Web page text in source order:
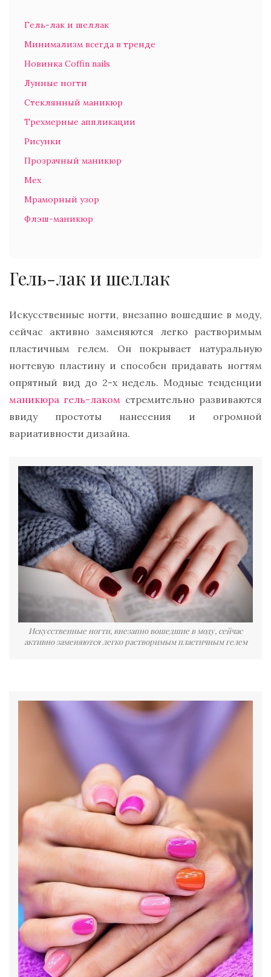
Гель-лак и шеллак
Минимализм всегда в тренде
Новинка Coffin nails
Лунные ногти
Стеклянный маникюр
Трехмерные аппликации
Рисунки
Прозрачный маникюр
Мех
Мраморный узор
Флэш-маникюр
Гель-лак и шеллак
Искусственные ногти, внезапно вошедшие в моду,
сейчас активно заменяются легко растворимым
пластичным гелем. Он покрывает натуральную
ногтевую пластину и способен придавать ногтям
опрятный вид до 2-х недель. Модные тенденции
маникюра гель-лаком стремительно развиваются
ввиду простоты нанесения и огромной
вариативности дизайна.
Искусственные ногти, внезапно вошедшие в моду, сейчас
активно заменяются легко растворимым пластичным гелем